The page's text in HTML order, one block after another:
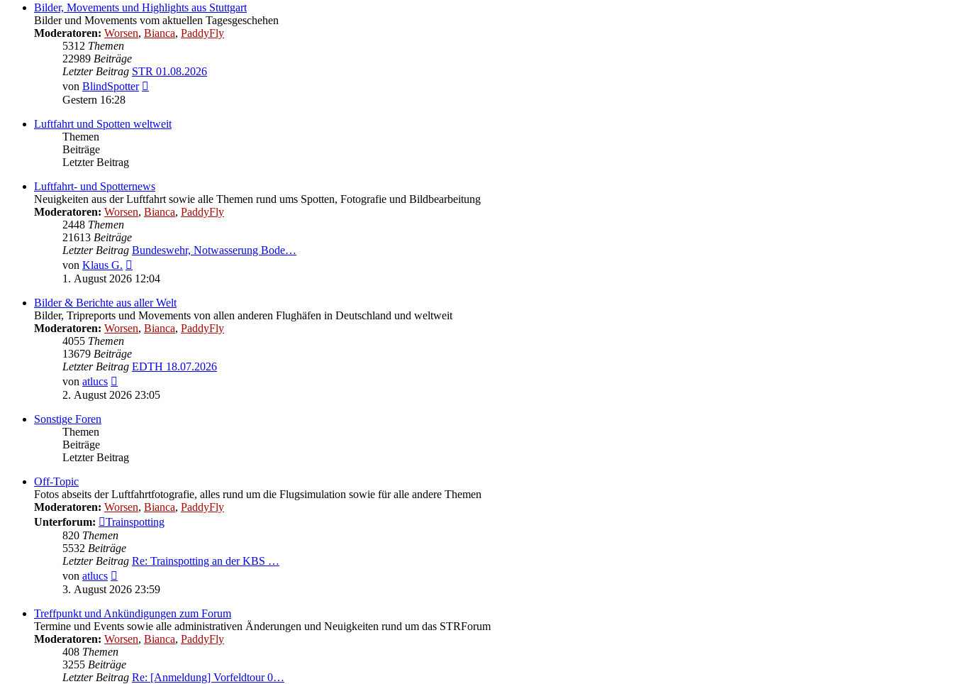
Bilder, Movements und Highlights aus Stuttgart
Bilder und Movements vom aktuellen Tagesgeschehen
Moderatoren: Worsen, Bianca, PaddyFly
5312 Themen
22989 Beiträge
Letzter Beitrag STR 01.08.2026
von BlindSpotter
Gestern 16:28
Luftfahrt und Spotten weltweit
Themen
Beiträge
Letzter Beitrag
Luftfahrt- und Spotternews
Neuigkeiten aus der Luftfahrt sowie alle Themen rund ums Spotten, Fotografie und Bildbearbeitung
Moderatoren: Worsen, Bianca, PaddyFly
2448 Themen
21613 Beiträge
Letzter Beitrag Bundeswehr, Notwasserung Bode…
von Klaus G.
Beitrag
1. August 2026 12:04
Bilder & Berichte aus aller Welt
Bilder, Tripreports und Movements von allen anderen Flughäfen in Deutschland und weltweit
Moderatoren: Worsen, Bianca, PaddyFly
4055 Themen
13679 Beiträge
Letzter Beitrag EDTH 18.07.2026
von atlucs
Beitrag
2. August 2026 23:05
Sonstige Foren
Themen
Beiträge
Letzter Beitrag
Off-Topic
Fotos abseits der Luftfahrtfotografie, alles rund um die Flugsimulation sowie für alle andere Themen
Moderatoren: Worsen, Bianca, PaddyFly
Unterforum:
Trainspotting
820 Themen
5532 Beiträge
Letzter Beitrag Re: Trainspotting an der KBS …
von atlucs
Beitrag
3. August 2026 23:59
Treffpunkt und Ankündigungen zum Forum
Termine und Events sowie alle administrativen Änderungen und Neuigkeiten rund um das STRForum
Moderatoren: Worsen, Bianca, PaddyFly
408 Themen
3255 Beiträge
Letzter Beitrag Re: [Anmeldung] Vorfeldtour 0…